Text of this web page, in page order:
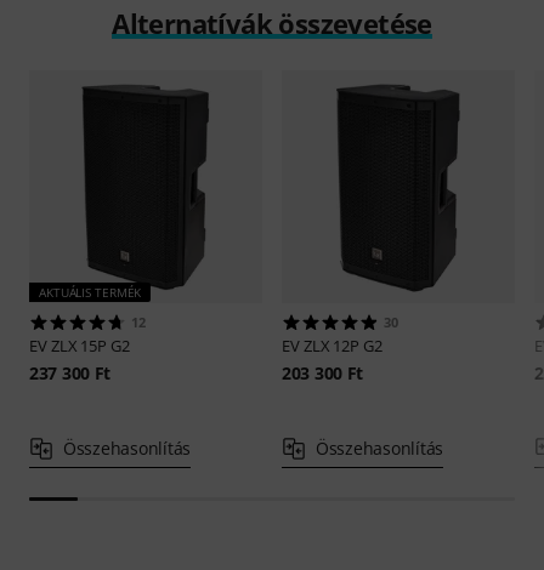
Alternatívák összevetése
AKTUÁLIS TERMÉK
12
EV ZLX 15P G2
237 300 Ft
Összehasonlítás
30
EV ZLX 12P G2
203 300 Ft
Összehasonlítás